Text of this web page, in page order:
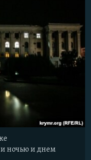
и ночью и днем